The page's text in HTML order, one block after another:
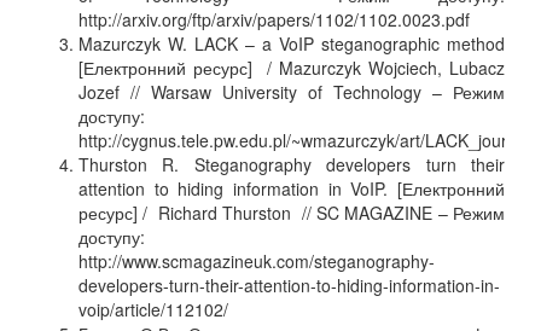
http://arxiv.org/ftp/arxiv/papers/1102/1102.0023.pdf
Mazurczyk W. LACK – a VoIP steganographic method
[Електронний ресурс] / Mazurczyk Wojciech, Lubacz
Jozef // Warsaw University of Technology – Режим
доступу:
http://cygnus.tele.pw.edu.pl/~wmazurczyk/art/
Thurston R. Steganography developers turn their
attention to hiding information in VoIP. [Електронний
ресурс] / Richard Thurston // SC MAGAZINE – Режим
доступу:
http://www.scmagazineuk.com/steganography-
developers-turn-their-attention-to-hiding-information-in-
voip/article/112102/